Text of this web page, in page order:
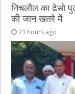
निचलौल का ढेसो
की जान खतरे में
21 hours ago